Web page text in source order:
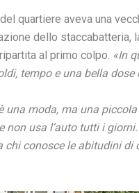
quartiere aveva una
dello staccabatteria,
al primo colpo. «In
tempo e una bella dose
una moda, ma una
non usa l’auto tutti i
chi conosce le abitudini di